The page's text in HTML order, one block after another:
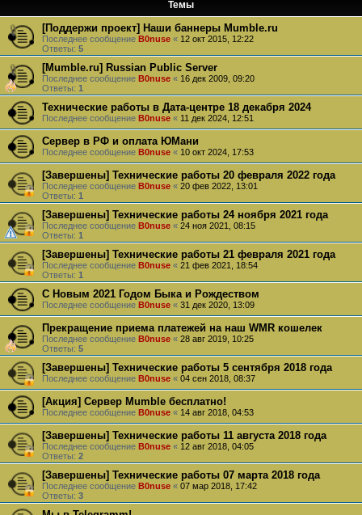
Темы
[Поддержи проект] Наши баннеры Mumble.ru
Последнее сообщение B0nuse « 12 окт 2015, 12:22
Ответы: 5
[Mumble.ru] Russian Public Server
Последнее сообщение B0nuse « 16 дек 2009, 09:20
Ответы: 1
Технические работы в Дата-центре 18 декабря 2024
Последнее сообщение B0nuse « 11 дек 2024, 12:51
Сервер в РФ и оплата ЮМани
Последнее сообщение B0nuse « 10 окт 2024, 17:53
[Завершены] Технические работы 20 февраля 2022 года
Последнее сообщение B0nuse « 20 фев 2022, 13:01
Ответы: 1
[Завершены] Технические работы 24 ноября 2021 года
Последнее сообщение B0nuse « 24 ноя 2021, 08:15
Ответы: 1
[Завершены] Технические работы 21 февраля 2021 года
Последнее сообщение B0nuse « 21 фев 2021, 18:54
Ответы: 1
С Новым 2021 Годом Быка и Рождеством
Последнее сообщение B0nuse « 31 дек 2020, 13:09
Прекращение приема платежей на наш WMR кошелек
Последнее сообщение B0nuse « 28 авг 2019, 10:25
Ответы: 5
[Завершены] Технические работы 5 сентября 2018 года
Последнее сообщение B0nuse « 04 сен 2018, 08:37
[Акция] Сервер Mumble бесплатно!
Последнее сообщение B0nuse « 14 авг 2018, 04:53
[Завершены] Технические работы 11 августа 2018 года
Последнее сообщение B0nuse « 12 авг 2018, 04:05
Ответы: 2
[Завершены] Технические работы 07 марта 2018 года
Последнее сообщение B0nuse « 07 мар 2018, 17:42
Ответы: 3